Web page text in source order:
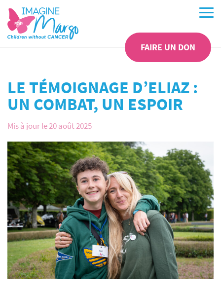
FAIRE UN DON
LE TÉMOIGNAGE D’ELIAZ :
UN COMBAT, UN ESPOIR
Mis à jour le 20 août 2025